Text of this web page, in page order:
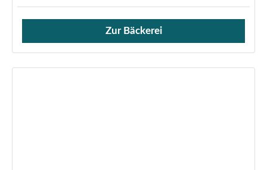
Verkauf von Brötchen,
Zur Bäckerei